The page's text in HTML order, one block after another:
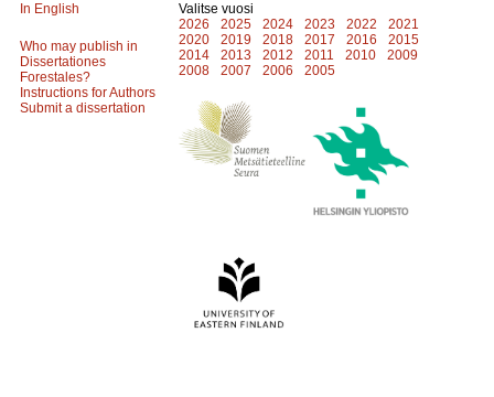
In English
Who may publish in
Dissertationes
Forestales?
Instructions for Authors
Submit a dissertation
Valitse vuosi
2026
2025 2024 2023 2022
2021
2020
2019 2018 2017 2016
2015
2014
2013 2012 2011 2010
2009
2008
2007 2006 2005